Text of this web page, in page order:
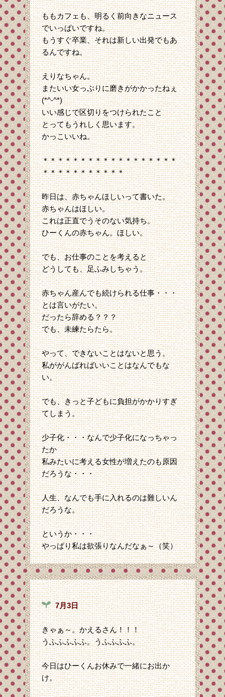
ももカフェも、明るく前向きなニュース
でいっぱいですね。
もうすぐ卒業、それは新しい出発でもあ
るんですね。
えりなちゃん。
またいい女っぷりに磨きがかかったねぇ
(*^-^*)
いい感じで区切りをつけられたこと
とってもうれしく思います。
かっこいいね。
＊＊＊＊＊＊＊＊＊＊＊＊＊＊＊＊＊＊
＊＊＊＊＊＊＊＊＊＊＊
昨日は、赤ちゃんほしいって書いた。
赤ちゃんはほしい。
これは正直でうそのない気持ち。
ひーくんの赤ちゃん。ほしい。
でも、お仕事のことを考えると
どうしても、足ふみしちゃう。
赤ちゃん産んでも続けられる仕事・・・
とは言いがたい。
だったら辞める？？？
でも、未練たらたら。
やって、できないことはないと思う。
私ががんばればいいことはなんでもな
い。
でも、きっと子どもに負担がかかりすぎ
てしまう。
少子化・・・なんで少子化になっちゃっ
たか
私みたいに考える女性が増えたのも原因
だろうな・・・
人生、なんでも手に入れるのは難しいん
だろうな。
というか・・・
やっぱり私は欲張りなんだなぁ～（笑）
7月3日
きゃぁ～。かえるさん！！！
うふふふふふ。うふふふふ。
今日はひーくんお休みで一緒にお出か
け。